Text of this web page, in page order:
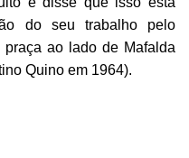
do seu trabalho pelo
ao lado de Mafalda
Quino em 1964).